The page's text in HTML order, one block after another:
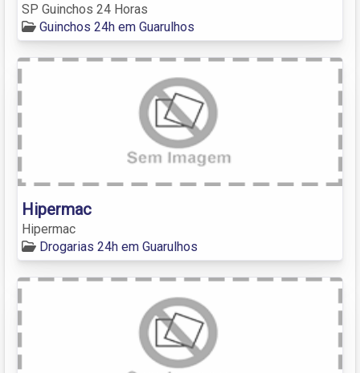
SP Guinchos 24 Horas
Guinchos 24h em Guarulhos
Hipermac
Hipermac
Drogarias 24h em Guarulhos